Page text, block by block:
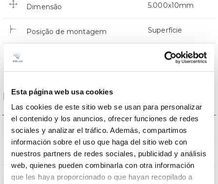
Esta página web usa cookies
Las cookies de este sitio web se usan para personalizar
el contenido y los anuncios, ofrecer funciones de redes
sociales y analizar el tráfico. Además, compartimos
información sobre el uso que haga del sitio web con
nuestros partners de redes sociales, publicidad y análisis
web, quienes pueden combinarla con otra información
que les haya proporcionado o que hayan recopilado a
Dimensão 5.000x10mm
Posição de montagem Superfície
NÃO
Dados ópticos
Temperatura de cor 6500K
CRI Índice de repr. cromática 90